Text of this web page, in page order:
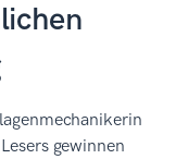
gewinnen